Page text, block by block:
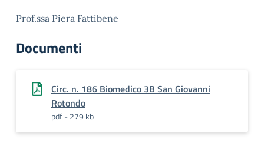
Prof.ssa Piera Fattibene
Documenti
Circ. n. 186 Biomedico 3B San Giovanni
Rotondo
pdf - 279 kb